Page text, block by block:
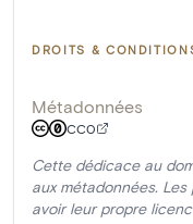
DROITS &
Métadonnées
CC0
Cette dédicace au
aux métadonnées.
avoir leur propre